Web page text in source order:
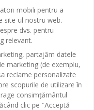
Chișinău, Republica
mobili pentru a
site-ul nostru web.
dvs. pentru
relevant.
partajăm datele
marketing (de exemplu,
reclame personalizate
scopurile de utilizare în
consimțământul
clic pe "Acceptă